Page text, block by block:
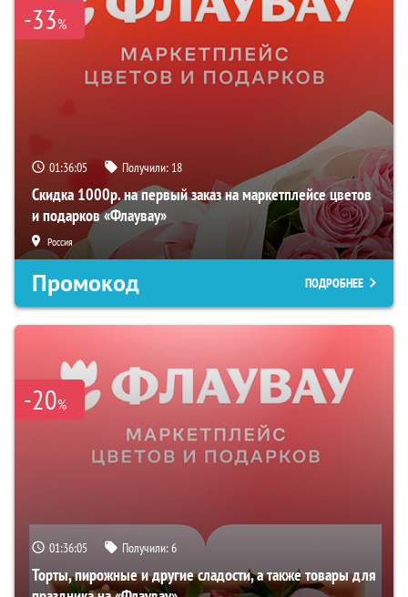
-33%
01:36:04 Получили: 18
Скидка 1000р. на первый заказ на маркетплейсе цветов
и подарков «Флаувау»
Россия
Промокод ПОДРОБНЕЕ
-20%
01:36:04 Получили:6
Торты, пирожные и другие сладости, а также товары для